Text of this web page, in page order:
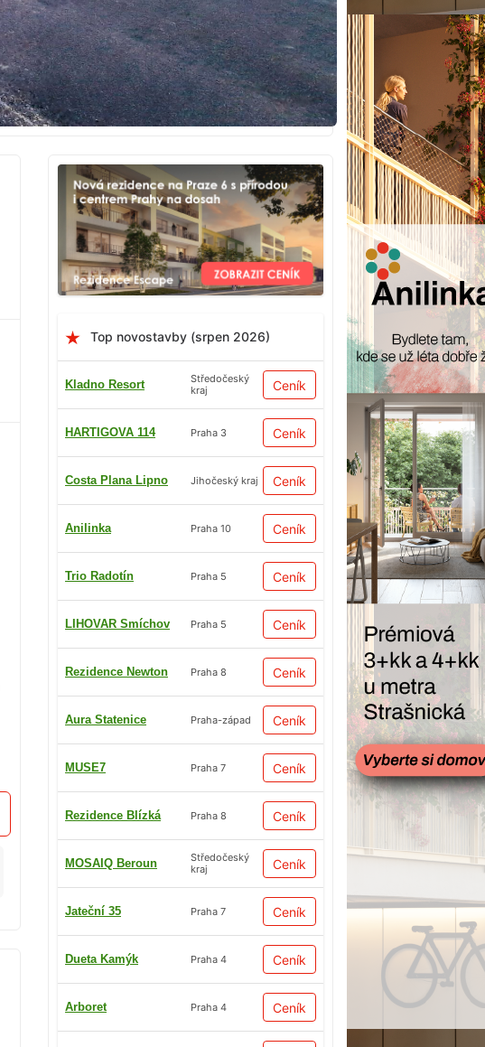
Top novostavby (srpen 2026)
Kladno Resort
Středočeský
kraj
Ceník
HARTIGOVA 114 Praha 3 Ceník
Costa Plana Lipno Jihočeský kraj Ceník
Anilinka Praha 10 Ceník
Trio Radotín Praha 5 Ceník
LIHOVAR Smíchov Praha 5 Ceník
Rezidence Newton Praha 8 Ceník
Aura Statenice Praha-západ Ceník
MUSE7 Praha 7 Ceník
Rezidence Blízká Praha 8 Ceník
MOSAIQ Beroun
Středočeský
kraj
Ceník
Jateční 35 Praha 7 Ceník
Dueta Kamýk Praha 4 Ceník
Arboret Praha 4 Ceník